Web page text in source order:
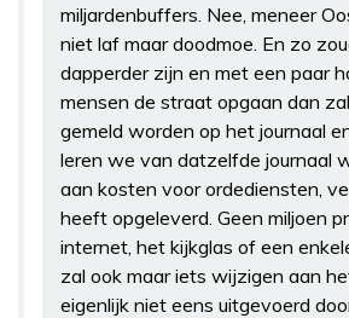
miljardenbuffers. Nee, meneer
niet laf maar doodmoe. En zo
dapperder zijn en met een paar
mensen de straat opgaan dan
gemeld worden op het journaal
leren we van datzelfde journaal
aan kosten voor ordediensten,
heeft opgeleverd. Geen miljoen
internet, het kijkglas of een
zal ook maar iets wijzigen aan
eigenlijk niet eens uitgevoerd